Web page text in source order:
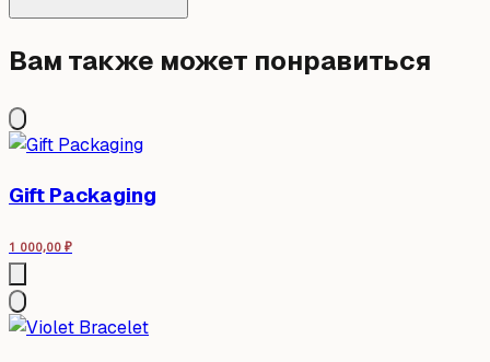
Вам также может понравиться
Gift Packaging
1 000,00 ₽